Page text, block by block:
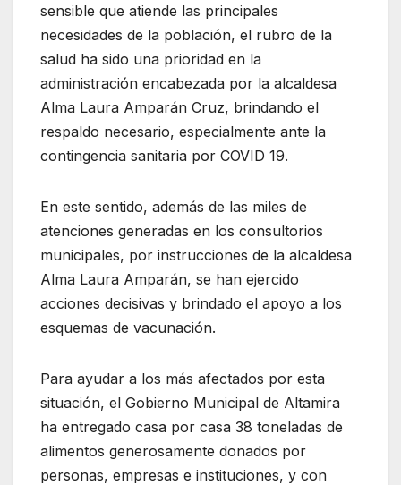
sensible que atiende las principales
necesidades de la población, el rubro de la
salud ha sido una prioridad en la
administración encabezada por la alcaldesa
Alma Laura Amparán Cruz, brindando el
respaldo necesario, especialmente ante la
contingencia sanitaria por COVID 19.
En este sentido, además de las miles de
atenciones generadas en los consultorios
municipales, por instrucciones de la alcaldesa
Alma Laura Amparán, se han ejercido
acciones decisivas y brindado el apoyo a los
esquemas de vacunación.
Para ayudar a los más afectados por esta
situación, el Gobierno Municipal de Altamira
ha entregado casa por casa 38 toneladas de
alimentos generosamente donados por
personas, empresas e instituciones, y con